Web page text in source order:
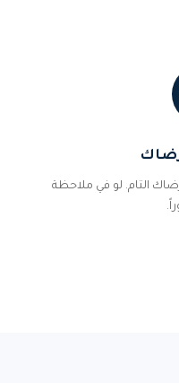
التام. لو في ملاحظة